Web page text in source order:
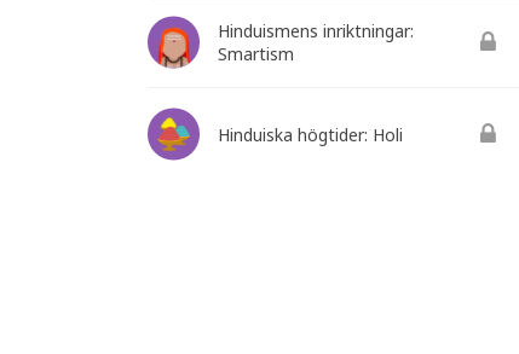
Hinduismens inriktningar:
Smartism
Hinduiska högtider: Holi